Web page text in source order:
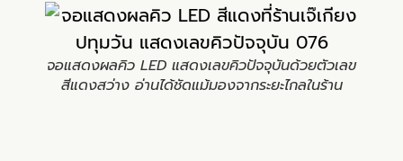
จอแสดงผลคิว LED แสดงเลขคิวปัจจุบันด้วยตัวเลข
สีแดงสว่าง อ่านได้ชัดแม้มองจากระยะไกลในร้าน